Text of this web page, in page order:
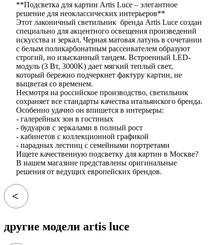
**Подсветка для картин Artis Luce – элегантное
решение для неоклассических интерьеров**
Этот лаконичный светильник бренда Artis Luce создан
специально для акцентного освещения произведений
искусства и зеркал. Черная матовая латунь в сочетании
с белым поликарбонатным рассеивателем образуют
строгий, но изысканный тандем. Встроенный LED-
модуль (3 Вт, 3000K) дает мягкий теплый свет,
который бережно подчеркнет фактуру картин, не
выцветая со временем.
Несмотря на российское производство, светильник
сохраняет все стандарты качества итальянского бренда.
Особенно удачно он впишется в интерьеры:
- галерейных зон в гостиных
- будуаров с зеркалами в полный рост
- кабинетов с коллекционной графикой
- парадных лестниц с семейными портретами
Ищете качественную подсветку для картин в Москве?
В нашем магазине представлены оригинальные
решения от ведущих европейских брендов.
другие модели artis luce